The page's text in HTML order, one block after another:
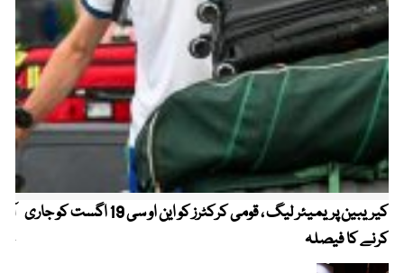
کیریبین پریمیئر لیگ ، قومی کرکٹرز کو این او سی 19 اگست کو جاری
کرنے کا فیصلہ